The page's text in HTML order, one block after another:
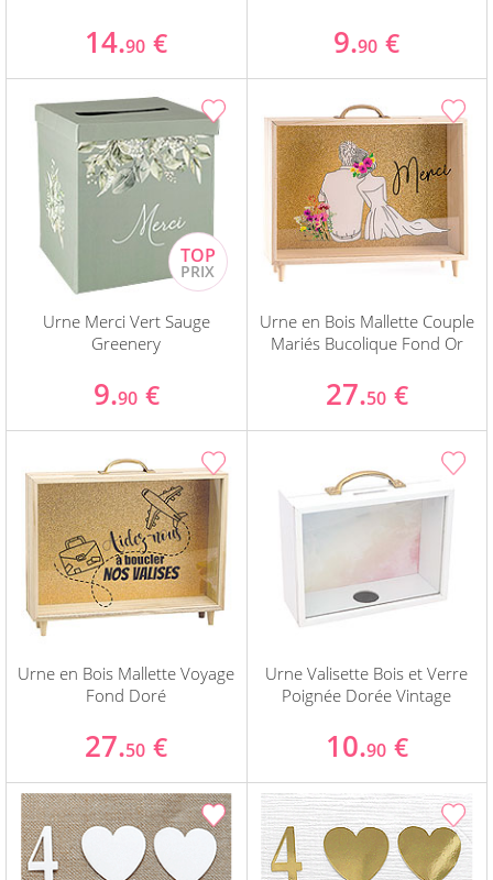
14.90 € 9.90 €
Urne Merci Vert Sauge
Greenery
9.90 €
Urne en Bois Mallette Couple
Mariés Bucolique Fond Or
27.50 €
Urne en Bois Mallette Voyage
Fond Doré
27.50 €
Urne Valisette Bois et Verre
Poignée Dorée Vintage
10.90 €